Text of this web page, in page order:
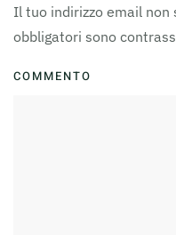
Il tuo indirizzo email
obbligatori sono
COMMENTO